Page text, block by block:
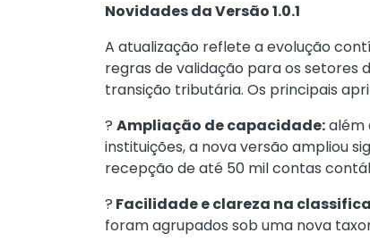
Novidades da Versão 1.0.1
A atualização reflete a evolução
regras de validação para os setores
transição tributária. Os principais
? Ampliação de capacidade:além
instituições, a nova versão ampliou
recepção de até 50 mil contas
? Facilidade e clareza na
foram agrupados sob uma nova